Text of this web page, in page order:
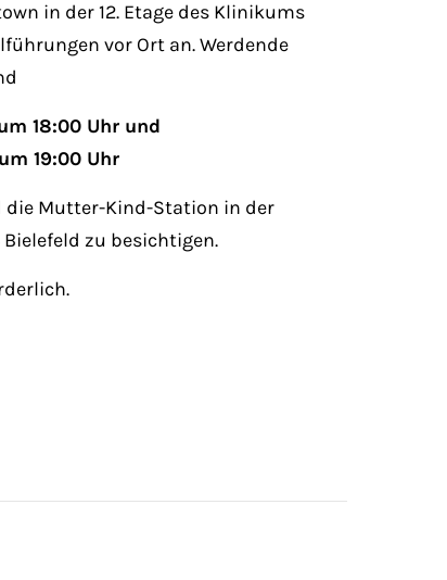
in der 12. Etage des Klinikums
vor Ort an. Werdende
18:00 Uhr und
19:00 Uhr
die Mutter-Kind-Station in der
zu besichtigen.